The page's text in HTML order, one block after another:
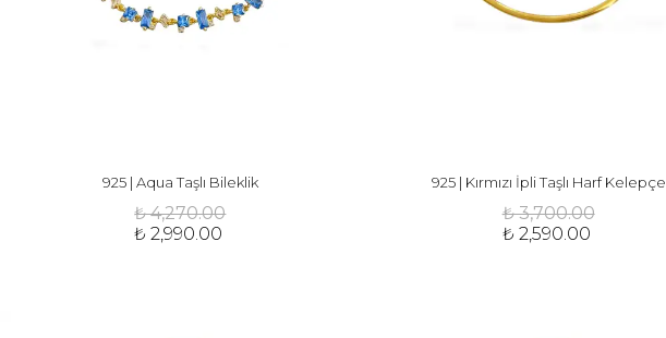
925 | Aqua Taşlı Bileklik
₺ 4,270.00
₺ 2,990.00
925 | Kırmızı İpli Taşlı Harf Kelepçe
₺ 3,700.00
₺ 2,590.00